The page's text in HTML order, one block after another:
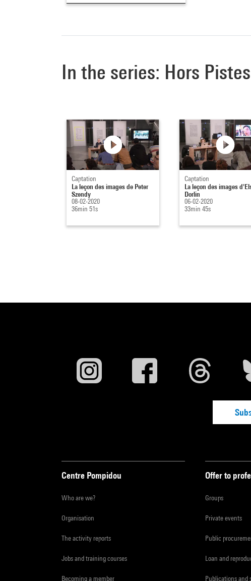
In the series: Hors
Captation
La leçon des images de Peter
Szendy
08-02-2020
36min 51s
Captation
La leçon des images
Dorlin
06-02-2020
33min 45s
Centre Pompidou
Who are we?
Organisation
The activity reports
Jobs and training courses
Becoming a member
Offer to
Groups
Private events
Public
Loan and
Publications and